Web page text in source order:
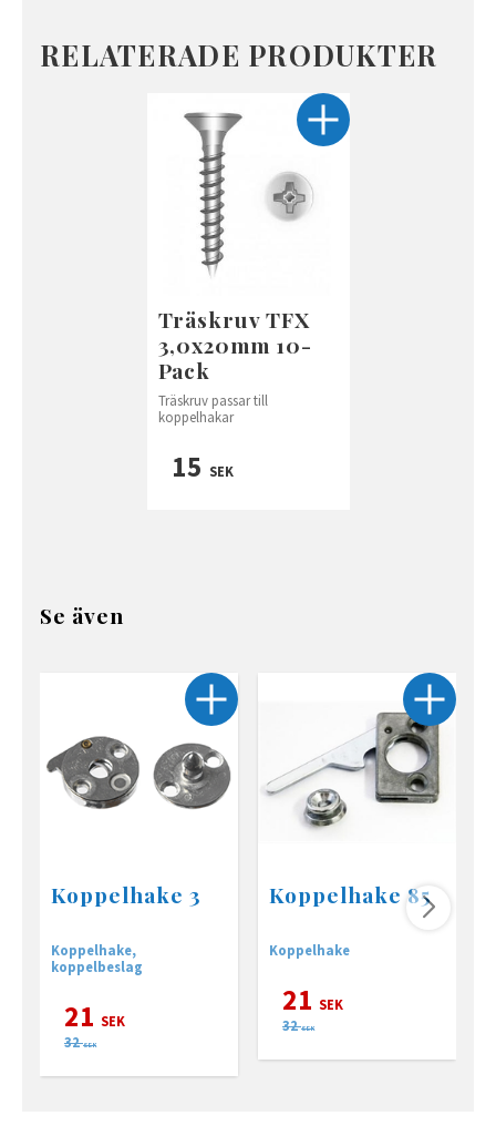
RELATERADE PRODUKTER
Träskruv TFX
3,0x20mm 10-
Pack
Träskruv passar till
koppelhakar
15 SEK
Se även
Koppelhake 3
Koppelhake,
koppelbeslag
21 SEK
32 SEK
Koppelhake 85
Koppelhake
21 SEK
32 SEK